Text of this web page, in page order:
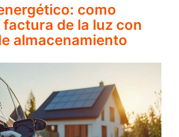
como
de la luz con
almacenamiento